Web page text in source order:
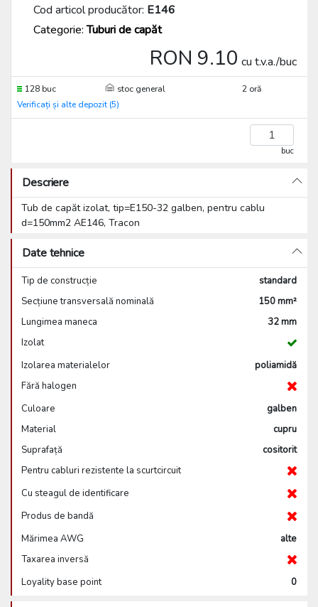
Cod articol producător: E146
Categorie:Tuburi de capăt
RON 9.10 cu t.v.a./buc
128 buc stoc general
2 oră
Verificați și alte depozit (5)
buc
Descriere
Tub de capăt izolat, tip=E150-32 galben, pentru cablu
d=150mm2 AE146, Tracon
Date tehnice
Tip de construcție
standard
Secțiune transversală nominală
150 mm²
Lungimea maneca
32 mm
Izolat
Izolarea materialelor
poliamidă
Fără halogen
Culoare
galben
Material
cupru
Suprafață
cositorit
Pentru cabluri rezistente la scurtcircuit
Cu steagul de identificare
Produs de bandă
Mărimea AWG
alte
Taxarea inversă
Loyality base point
0